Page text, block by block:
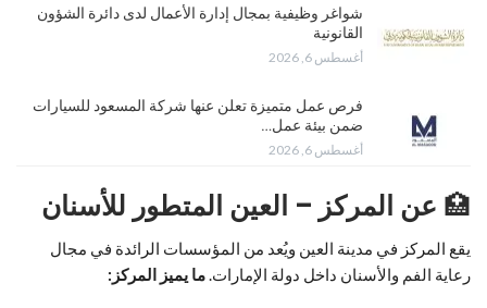
شواغر وظيفية بمجال إدارة الأعمال لدى دائرة الشؤون
القانونية
أغسطس 6, 2026
فرص عمل متميزة تعلن عنها شركة المسعود للسيارات
ضمن بيئة عمل…
أغسطس 6, 2026
🏥 عن المركز – العين المتطور للأسنان
يقع المركز في مدينة العين ويُعد من المؤسسات الرائدة في مجال
رعاية الفم والأسنان داخل دولة الإمارات.ما يميز المركز: